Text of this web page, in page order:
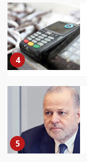
4
5